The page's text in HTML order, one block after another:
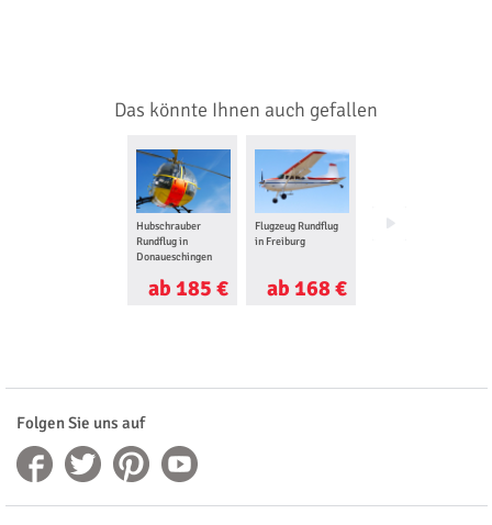
Das könnte Ihnen auch gefallen
Hubschrauber
Rundflug in
Donaueschingen
ab 185 €
Flugzeug Rundflug
in Freiburg
ab 168 €
Ballon fahren in
Folgen Sie uns auf